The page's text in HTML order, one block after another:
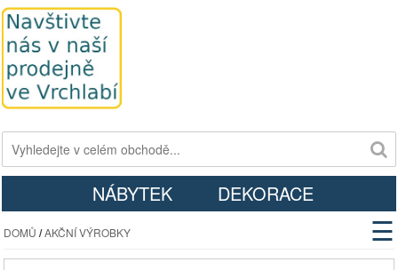
NÁBYTEK DEKORACE
DOMŮ /AKČNÍ VÝROBKY ☰